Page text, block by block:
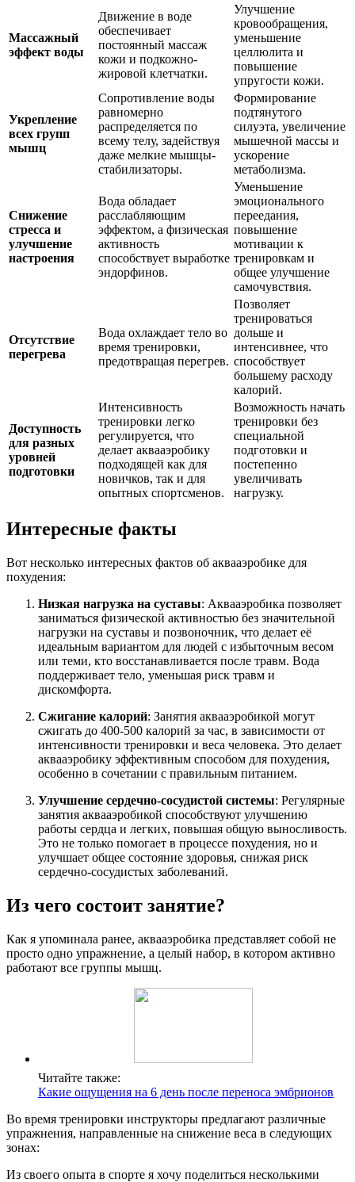
Массажный
эффект воды
Движение в воде
обеспечивает
постоянный массаж
кожи и подкожно-
жировой клетчатки.
Улучшение
кровообращения,
уменьшение
целлюлита и
повышение
упругости кожи.
Укрепление
всех групп
мышц
Сопротивление воды
равномерно
распределяется по
всему телу, задействуя
даже мелкие мышцы-
стабилизаторы.
Формирование
подтянутого
силуэта, увеличение
мышечной массы и
ускорение
метаболизма.
Снижение
стресса и
улучшение
настроения
Вода обладает
расслабляющим
эффектом, а физическая
активность
способствует выработке
эндорфинов.
Уменьшение
эмоционального
переедания,
повышение
мотивации к
тренировкам и
общее улучшение
самочувствия.
Отсутствие
перегрева
Вода охлаждает тело во
время тренировки,
предотвращая перегрев.
Позволяет
тренироваться
дольше и
интенсивнее, что
способствует
большему расходу
калорий.
Доступность
для разных
уровней
подготовки
Интенсивность
тренировки легко
регулируется, что
делает аквааэробику
подходящей как для
новичков, так и для
опытных спортсменов.
Возможность начать
тренировки без
специальной
подготовки и
постепенно
увеличивать
нагрузку.
Интересные факты
Вот несколько интересных фактов об аквааэробике для
похудения:
Низкая нагрузка на суставы: Аквааэробика позволяет
заниматься физической активностью без значительной
нагрузки на суставы и позвоночник, что делает её
идеальным вариантом для людей с избыточным весом
или теми, кто восстанавливается после травм. Вода
поддерживает тело, уменьшая риск травм и
дискомфорта.
Сжигание калорий: Занятия аквааэробикой могут
сжигать до 400-500 калорий за час, в зависимости от
интенсивности тренировки и веса человека. Это делает
аквааэробику эффективным способом для похудения,
особенно в сочетании с правильным питанием.
Улучшение сердечно-сосудистой системы: Регулярные
занятия аквааэробикой способствуют улучшению
работы сердца и легких, повышая общую выносливость.
Это не только помогает в процессе похудения, но и
улучшает общее состояние здоровья, снижая риск
сердечно-сосудистых заболеваний.
Из чего состоит занятие?
Как я упоминала ранее, аквааэробика представляет собой не
просто одно упражнение, а целый набор, в котором активно
работают все группы мышц.
Читайте также:
Какие ощущения на 6 день после переноса эмбрионов
Во время тренировки инструкторы предлагают различные
упражнения, направленные на снижение веса в следующих
зонах:
Из своего опыта в спорте я хочу поделиться несколькими